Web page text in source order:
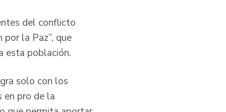
del conflicto
la Paz”, que
esta población.
solo con los
en pro de la